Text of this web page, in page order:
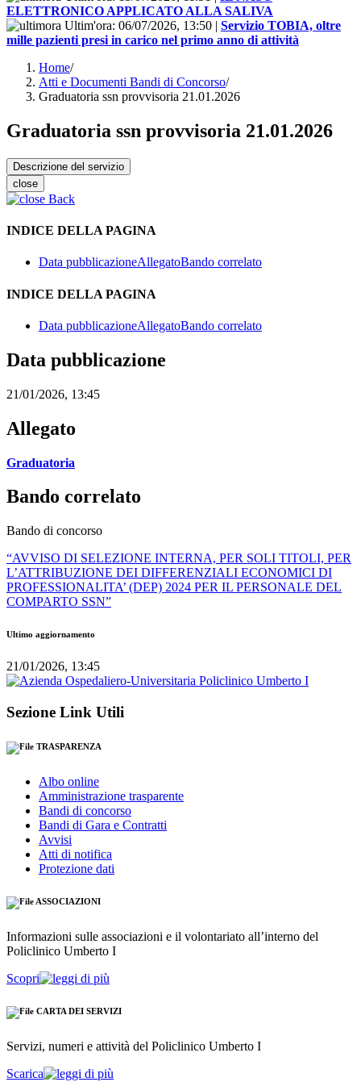
ELETTRONICO APPLICATO ALLA SALIVA
Ultim'ora: 06/07/2026, 13:50 | Servizio TOBIA, oltre
mille pazienti presi in carico nel primo anno di attività
Home/
Atti e Documenti Bandi di Concorso/
Graduatoria ssn provvisoria 21.01.2026
Graduatoria ssn provvisoria 21.01.2026
Descrizione del servizio
close
Back
INDICE DELLA PAGINA
Data pubblicazioneAllegatoBando correlato
INDICE DELLA PAGINA
Data pubblicazioneAllegatoBando correlato
Data pubblicazione
21/01/2026, 13:45
Allegato
Graduatoria
Bando correlato
Bando di concorso
“AVVISO DI SELEZIONE INTERNA, PER SOLI TITOLI, PER
L’ATTRIBUZIONE DEI DIFFERENZIALI ECONOMICI DI
PROFESSIONALITA’ (DEP) 2024 PER IL PERSONALE DEL
COMPARTO SSN”
Ultimo aggiornamento
21/01/2026, 13:45
Sezione Link Utili
TRASPARENZA
Albo online
Amministrazione trasparente
Bandi di concorso
Bandi di Gara e Contratti
Avvisi
Atti di notifica
Protezione dati
ASSOCIAZIONI
Informazioni sulle associazioni e il volontariato all’interno del
Policlinico Umberto I
Scopri
CARTA DEI SERVIZI
Servizi, numeri e attività del Policlinico Umberto I
Scarica